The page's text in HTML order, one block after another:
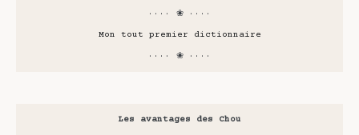
···· ❀ ····
Mon tout premier dictionnaire
···· ❀ ····
Les avantages des Chou